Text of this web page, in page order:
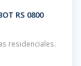
RS 0800
residenciales.